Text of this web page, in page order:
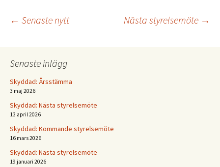
Inläggsnavigering
← Senaste nytt Nästa styrelsemöte →
Senaste inlägg
Skyddad: Årsstämma
3 maj 2026
Skyddad: Nästa styrelsemöte
13 april 2026
Skyddad: Kommande styrelsemöte
16 mars 2026
Skyddad: Nästa styrelsemöte
19 januari 2026